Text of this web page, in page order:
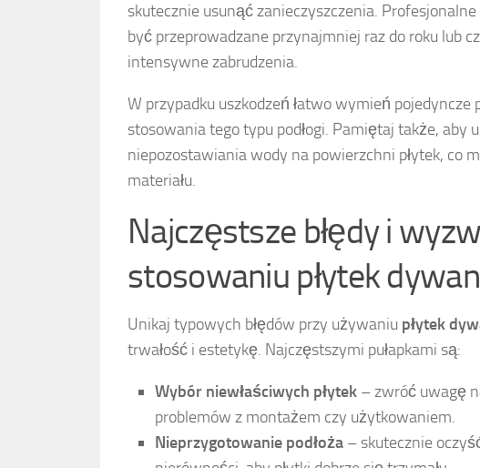
skutecznie usunąć zanieczyszczenia.
być przeprowadzane przynajmniej raz do roku lub
intensywne zabrudzenia.
W przypadku uszkodzeń łatwo wymień pojedyncze
stosowania tego typu podłogi. Pamiętaj także, aby
niepozostawiania wody na powierzchni płytek, co
materiału.
Najczęstsze błędy i
stosowaniu płytek
Unikaj typowych błędów przy używaniu płytek
trwałość i estetykę. Najczęstszymi pułapkami są:
Wybór niewłaściwych płytek – zwróć uwagę
problemów z montażem czy użytkowaniem.
Nieprzygotowanie podłoża – skutecznie